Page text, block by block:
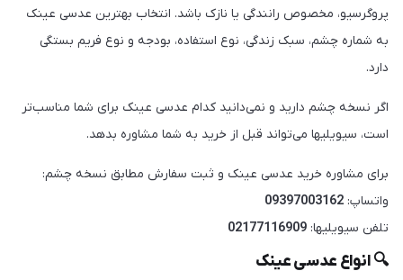
پروگرسیو، مخصوص رانندگی یا نازک باشد. انتخاب بهترین عدسی عینک
به شماره چشم، سبک زندگی، نوع استفاده، بودجه و نوع فریم بستگی
دارد.
اگر نسخه چشم دارید و نمی‌دانید کدام عدسی عینک برای شما مناسب‌تر
است، سیویلیها می‌تواند قبل از خرید به شما مشاوره بدهد.
برای مشاوره خرید عدسی عینک و ثبت سفارش مطابق نسخه چشم:
واتساپ: 09397003162
تلفن سیویلیها: 02177116909
🔍 انواع عدسی عینک